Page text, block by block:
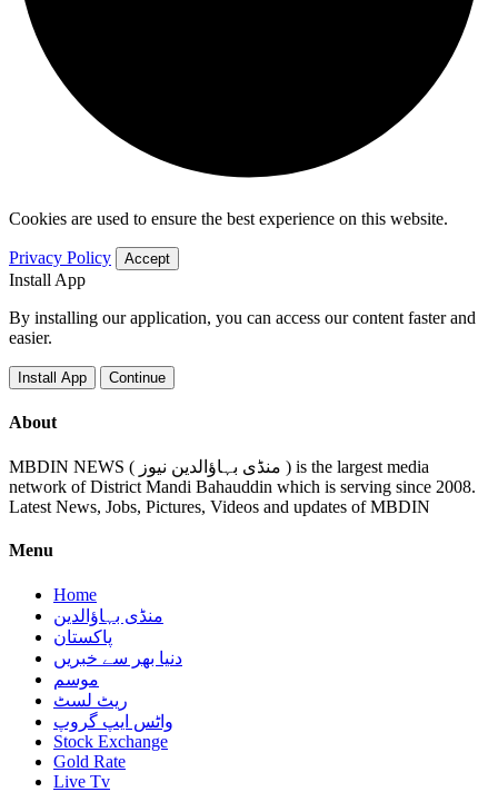
Cookies are used to ensure the best experience on this website.
Privacy Policy Accept
Install App
By installing our application, you can access our content faster and
easier.
Install App Continue
About
MBDIN NEWS ( منڈی بہاؤالدین نیوز ) is the largest media
network of District Mandi Bahauddin which is serving since 2008.
Latest News, Jobs, Pictures, Videos and updates of MBDIN
Menu
Home
منڈی بہاؤالدین
پاکستان
دنیا بھر سے خبریں
موسم
ریٹ لسٹ
واٹس ایپ گروپ
Stock Exchange
Gold Rate
Live Tv